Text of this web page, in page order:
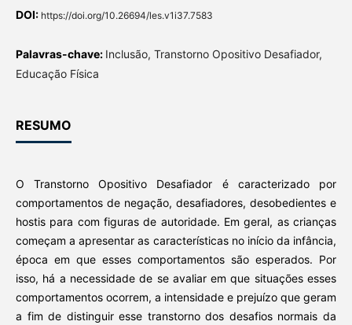
DOI: https://doi.org/10.26694/les.v1i37.7583
Palavras-chave: Inclusão, Transtorno Opositivo Desafiador,
Educação Física
RESUMO
O Transtorno Opositivo Desafiador é caracterizado por
comportamentos de negação, desafiadores, desobedientes e
hostis para com figuras de autoridade. Em geral, as crianças
começam a apresentar as características no início da infância,
época em que esses comportamentos são esperados. Por
isso, há a necessidade de se avaliar em que situações esses
comportamentos ocorrem, a intensidade e prejuízo que geram
a fim de distinguir esse transtorno dos desafios normais da